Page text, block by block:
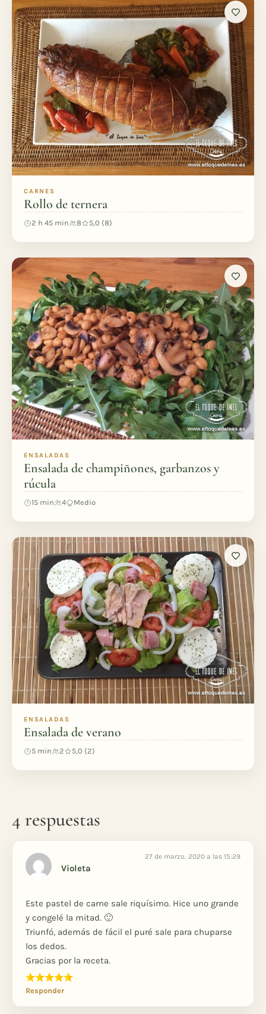
CARNES
Rollo de ternera
2 h 45 min 8 5,0 (8)
ENSALADAS
Ensalada de champiñones, garbanzos y
rúcula
15 min 4 Medio
ENSALADAS
Ensalada de verano
5 min 2 5,0 (2)
4 respuestas
Violeta
27 de marzo, 2020 a las 15:29
Este pastel de carne sale riquísimo. Hice uno grande
y congelé la mitad. 🙂
Triunfó, además de fácil el puré sale para chuparse
los dedos.
Gracias por la receta.
Responder